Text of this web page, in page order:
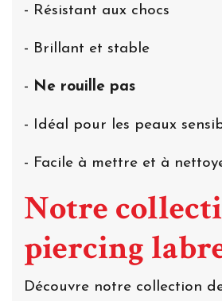
- Résistant aux chocs
- Brillant et stable
- Ne rouille pas
- Idéal pour les peaux
- Facile à mettre et à
Notre
piercing
Découvre notre collection